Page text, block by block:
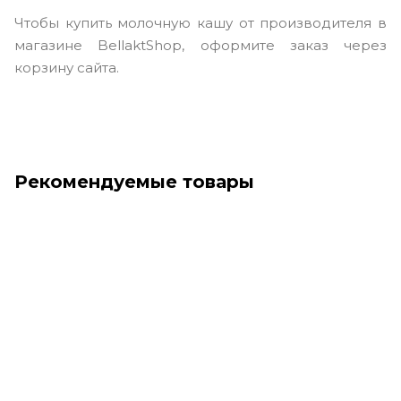
Чтобы купить молочную кашу от производителя в
магазине BellaktShop, оформите заказ через
корзину сайта.
Рекомендуемые товары